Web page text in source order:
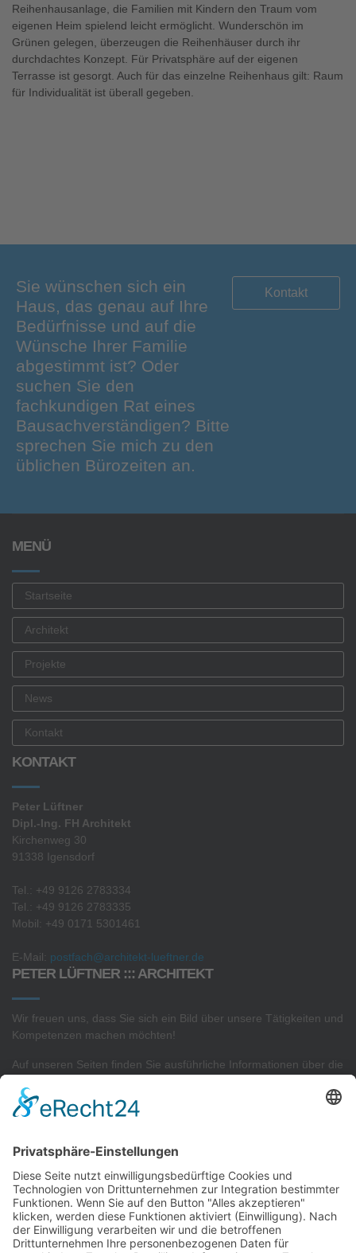
Reihenhausanlage, die Familien mit Kindern den Traum vom
eigenen Heim spielend leicht ermöglicht. Wunderschön im
Grünen gelegen, überzeugen die Reihenhäuser durch ihr
durchdachtes Konzept. Für Privatsphäre auf der eigenen
Terrasse ist gesorgt. Auch für das einzelne Reihenhaus gilt: Raum
für Individualität ist überall gegeben.
Sie wünschen sich ein
Haus, das genau auf Ihre
Bedürfnisse und auf die
Wünsche Ihrer Familie
abgestimmt ist? Oder
suchen Sie den
fachkundigen Rat eines
Bausachverständigen? Bitte
sprechen Sie mich zu den
üblichen Bürozeiten an.
Kontakt
MENÜ
Startseite
Architekt
Projekte
News
Kontakt
KONTAKT
Peter Lüftner
Dipl.-Ing. FH Architekt
Kirchenweg 30
91338 Igensdorf
Tel.: +49 9126 2783334
Tel.: +49 9126 2783335
Mobil: +49 0171 5301461
E-Mail: postfach@architekt-lueftner.de
PETER LÜFTNER ::: ARCHITEKT
Wir freuen uns, dass Sie sich ein Bild über unsere Tätigkeiten und
Kompetenzen machen möchten!
Auf unseren Seiten finden Sie ausführliche Informationen über die
unsererSachverständigen- und Gutachtertätigkeit.
AKTUELLSTE PROJEKTE
Neubau von 2 Reihenhäusern
Neubau von 9 Reihenhäusern
Konzeptplanung eines Gewerbekomplexes
Neubau einer Betriebs- und Lagerhalle